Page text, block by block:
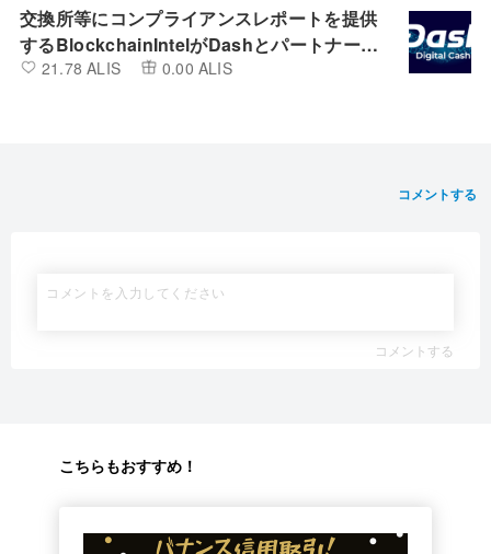
交換所等にコンプライアンスレポートを提供
するBlockchainIntelがDashとパートナーシ
ップを締結
21.78 ALIS 0.00 ALIS
コメントする
コメントする
こちらもおすすめ！